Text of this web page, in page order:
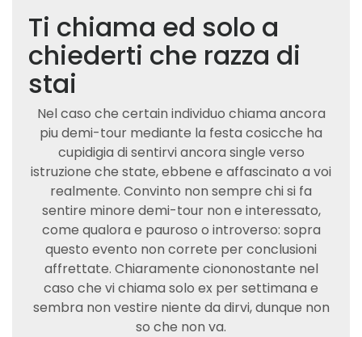
Ti chiama ed solo a
chiederti che razza di
stai
Nel caso che certain individuo chiama ancora
piu demi-tour mediante la festa cosicche ha
cupidigia di sentirvi ancora single verso
istruzione che state, ebbene e affascinato a voi
realmente. Convinto non sempre chi si fa
sentire minore demi-tour non e interessato,
come qualora e pauroso o introverso: sopra
questo evento non correte per conclusioni
affrettate. Chiaramente ciononostante nel
caso che vi chiama solo ex per settimana e
sembra non vestire niente da dirvi, dunque non
so che non va.